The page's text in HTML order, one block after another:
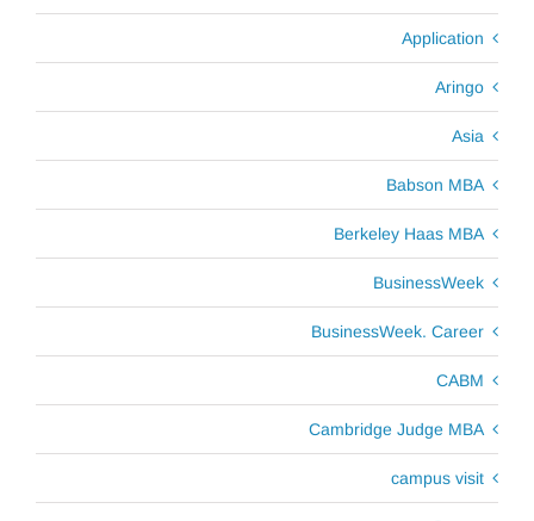
Application
Aringo
Asia
Babson MBA
Berkeley Haas MBA
BusinessWeek
BusinessWeek. Career
CABM
Cambridge Judge MBA
campus visit